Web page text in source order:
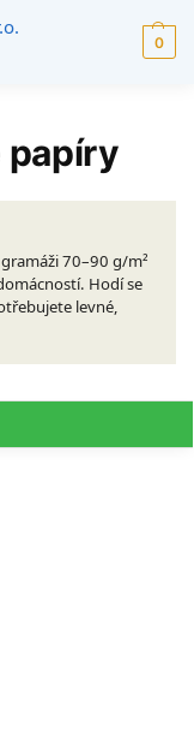
0
papíry
70–90 g/m²
Hodí se
levné,